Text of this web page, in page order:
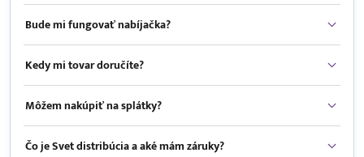
Bude mi fungovať nabíjačka?
Kedy mi tovar doručíte?
Môžem nakúpiť na splátky?
Čo je Svet distribúcia a aké mám záruky?